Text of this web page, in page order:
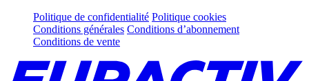
Politique de confidentialité Politique cookies
Conditions générales Conditions d’abonnement
Conditions de vente